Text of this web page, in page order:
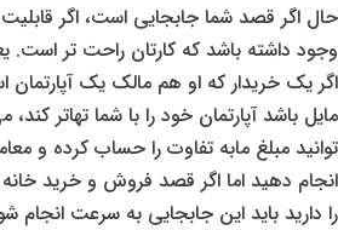
حال اگر قصد شما جابجایی است، اگر قابلیت
وجود داشته باشد که کارتان راحت تر است.
اگر یک خریدار که او هم مالک یک آپارتمان
مایل باشد آپارتمان خود را با شما تهاتر کند،
توانید مبلغ مابه تفاوت را حساب کرده و
انجام دهید اما اگر قصد فروش و خرید
را دارید باید این جابجایی به سرعت انجام